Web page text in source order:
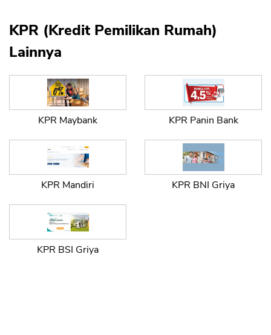
KPR (Kredit Pemilikan Rumah)
Lainnya
KPR Maybank KPR Panin Bank
KPR Mandiri KPR BNI Griya
KPR BSI Griya